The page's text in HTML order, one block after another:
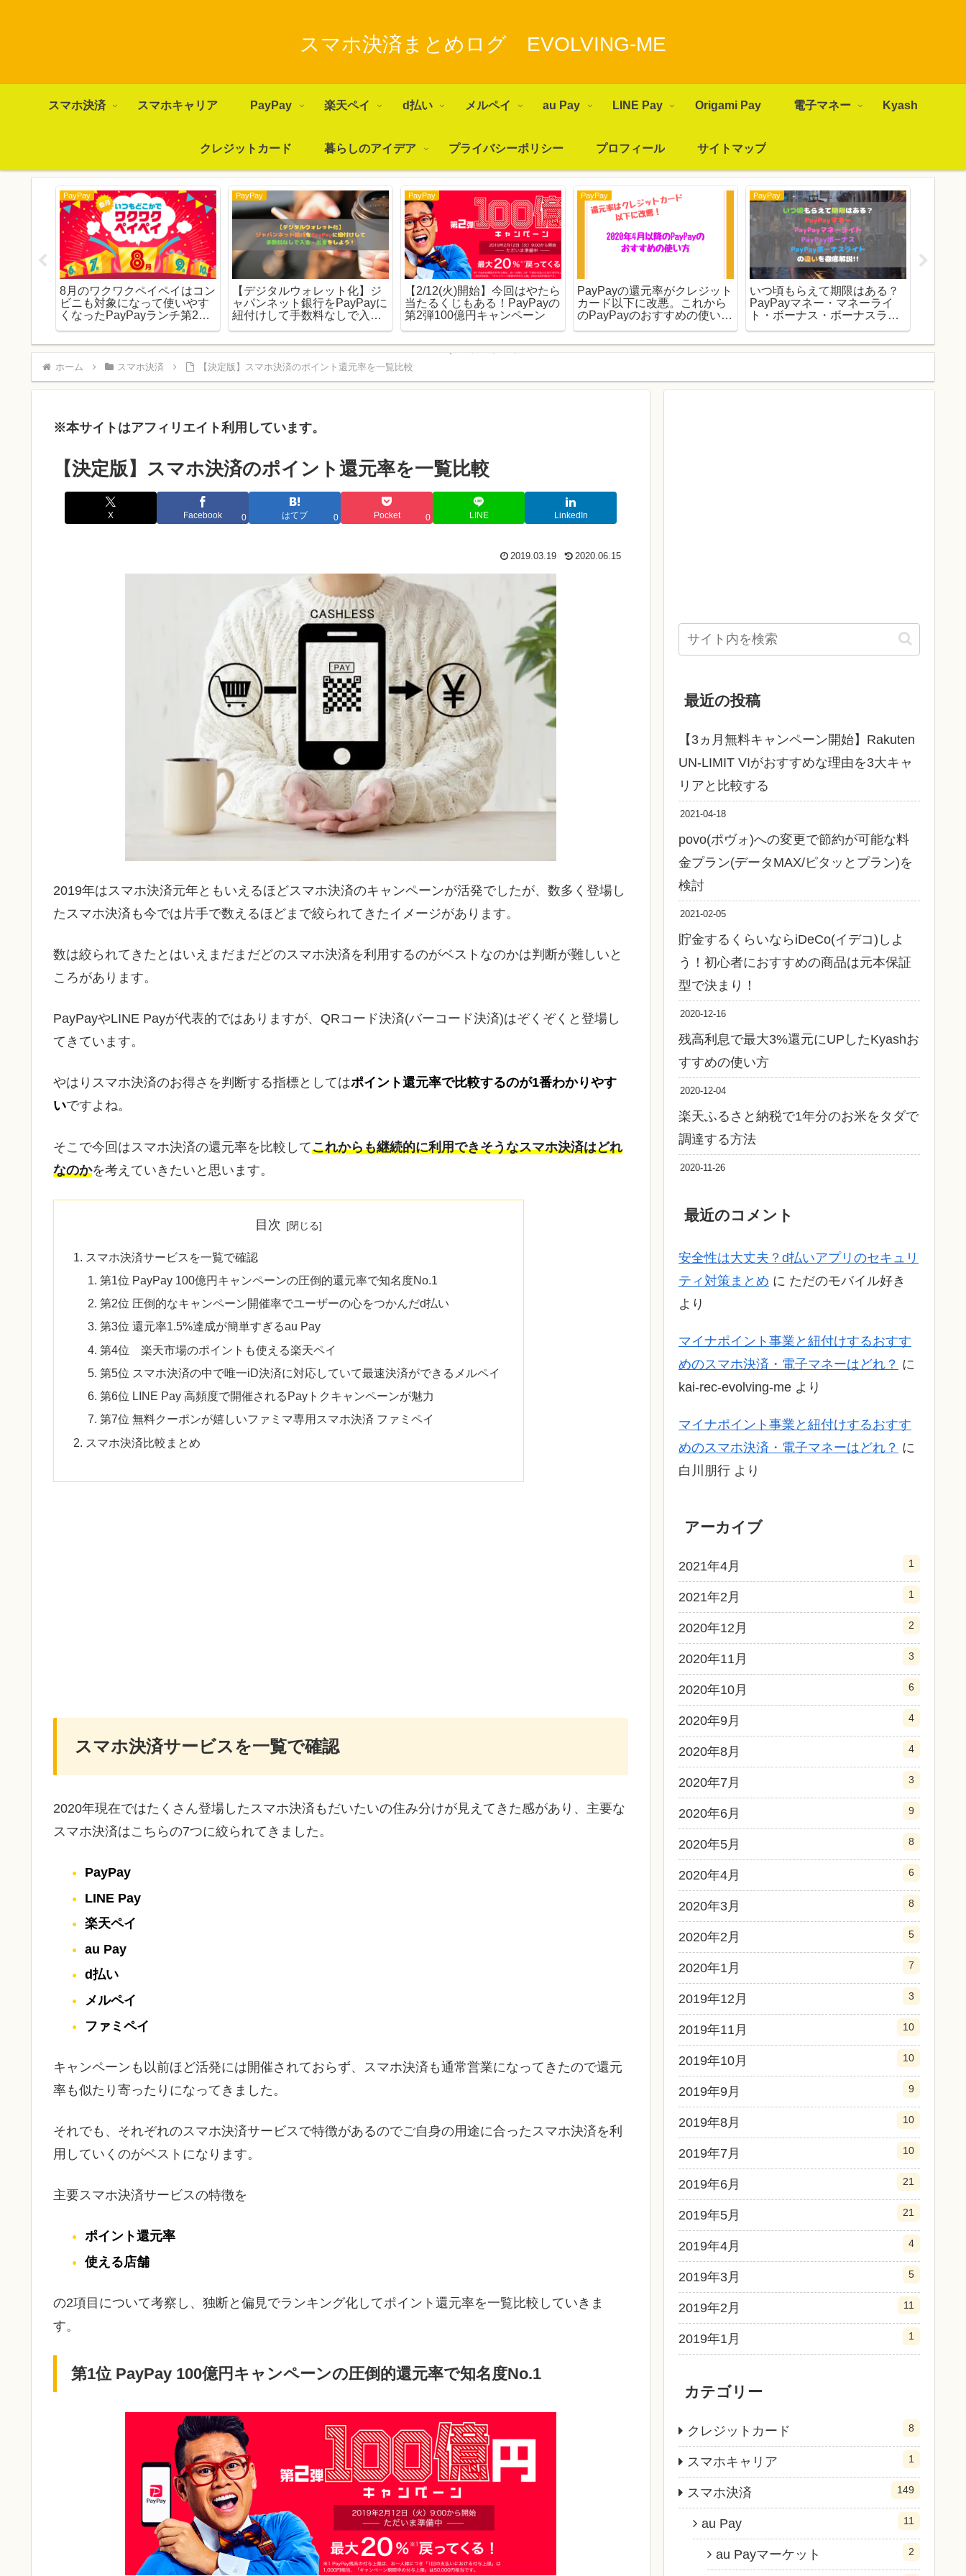
スマホ決済まとめログ EVOLVING-ME
スマホ決済 スマホキャリア PayPay 楽天ペイ d払い メルペイ au Pay LINE Pay Origami Pay 電子マネー Kyash
クレジットカード 暮らしのアイデア プライバシーポリシー プロフィール サイトマップ
PayPay
8月のワクワクペイペイはコン
ビニも対象になって使いやす
くなったPayPayランチ第2
PayPay
【デジタルウォレット化】ジ
ャパンネット銀行をPayPayに
紐付けして手数料なしで入
PayPay
【2/12(火)開始】今回はやたら
当たるくじもある！PayPayの
第2弾100億円キャンペーン
PayPay
PayPayの還元率がクレジット
カード以下に改悪。これから
のPayPayのおすすめの使い方
PayPay
いつ頃もらえて期限はある？
PayPayマネー・マネーライ
ト・ボーナス・ボーナスライ
ホーム スマホ決済 【決定版】スマホ決済のポイント還元率を一覧比較
※本サイトはアフィリエイト利用しています。
【決定版】スマホ決済のポイント還元率を一覧比較
X Facebook 0 はてブ 0 Pocket 0 LINE LinkedIn
2019.03.19 2020.06.15
2019年はスマホ決済元年ともいえるほどスマホ決済のキャンペーンが活発でしたが、数多く登場し
たスマホ決済も今では片手で数えるほどまで絞られてきたイメージがあります。
数は絞られてきたとはいえまだまだどのスマホ決済を利用するのがベストなのかは判断が難しいと
ころがあります。
PayPayやLINE Payが代表的ではありますが、QRコード決済(バーコード決済)はぞくぞくと登場し
てきています。
やはりスマホ決済のお得さを判断する指標としてはポイント還元率で比較するのが1番わかりやす
いですよね。
そこで今回はスマホ決済の還元率を比較してこれからも継続的に利用できそうなスマホ決済はどれ
なのかを考えていきたいと思います。
目次
スマホ決済サービスを一覧で確認
第1位 PayPay 100億円キャンペーンの圧倒的還元率で知名度No.1
第2位 圧倒的なキャンペーン開催率でユーザーの心をつかんだd払い
第3位 還元率1.5%達成が簡単すぎるau Pay
第4位 楽天市場のポイントも使える楽天ペイ
第5位 スマホ決済の中で唯一iD決済に対応していて最速決済ができるメルペイ
第6位 LINE Pay 高頻度で開催されるPayトクキャンペーンが魅力
第7位 無料クーポンが嬉しいファミマ専用スマホ決済 ファミペイ
スマホ決済比較まとめ
スマホ決済サービスを一覧で確認
2020年現在ではたくさん登場したスマホ決済もだいたいの住み分けが見えてきた感があり、主要な
スマホ決済はこちらの7つに絞られてきました。
PayPay
LINE Pay
楽天ペイ
au Pay
d払い
メルペイ
ファミペイ
キャンペーンも以前ほど活発には開催されておらず、スマホ決済も通常営業になってきたので還元
率も似たり寄ったりになってきました。
それでも、それぞれのスマホ決済サービスで特徴があるのでご自身の用途に合ったスマホ決済を利
用していくのがベストになります。
主要スマホ決済サービスの特徴を
ポイント還元率
使える店舗
の2項目について考察し、独断と偏見でランキング化してポイント還元率を一覧比較していきま
す。
第1位 PayPay 100億円キャンペーンの圧倒的還元率で知名度No.1
最近の投稿
【3ヵ月無料キャンペーン開始】Rakuten
UN-LIMIT VIがおすすめな理由を3大キャ
リアと比較する
2021-04-18
povo(ポヴォ)への変更で節約が可能な料
金プラン(データMAX/ピタッとプラン)を
検討
2021-02-05
貯金するくらいならiDeCo(イデコ)しよ
う！初心者におすすめの商品は元本保証
型で決まり！
2020-12-16
残高利息で最大3%還元にUPしたKyashお
すすめの使い方
2020-12-04
楽天ふるさと納税で1年分のお米をタダで
調達する方法
2020-11-26
最近のコメント
安全性は大丈夫？d払いアプリのセキュリ
ティ対策まとめ に ただのモバイル好き
より
マイナポイント事業と紐付けするおすす
めのスマホ決済・電子マネーはどれ？ に
kai-rec-evolving-me より
マイナポイント事業と紐付けするおすす
めのスマホ決済・電子マネーはどれ？ に
白川朋行 より
アーカイブ
2021年4月 1
2021年2月 1
2020年12月 2
2020年11月 3
2020年10月 6
2020年9月 4
2020年8月 4
2020年7月 3
2020年6月 9
2020年5月 8
2020年4月 6
2020年3月 8
2020年2月 5
2020年1月 7
2019年12月 3
2019年11月 10
2019年10月 10
2019年9月 9
2019年8月 10
2019年7月 10
2019年6月 21
2019年5月 21
2019年4月 4
2019年3月 5
2019年2月 11
2019年1月 1
カテゴリー
クレジットカード 8
スマホキャリア 1
スマホ決済 149
au Pay 11
au Payマーケット 2